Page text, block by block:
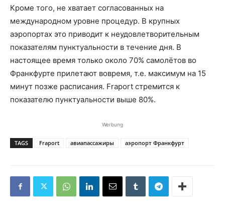
Кроме того, не хватает согласованных на
международном уровне процедур. В крупных
аэропортах это приводит к неудовлетворительным
показателям пунктуальности в течение дня. В
настоящее время только около 70% самолётов во
Франкфурте прилетают вовремя, т.е. максимум на 15
минут позже расписания. Fraport стремится к
показателю пунктуальности выше 80%.
Werbung
TAGS Fraport авиапассажиры аэропорт Франкфурт